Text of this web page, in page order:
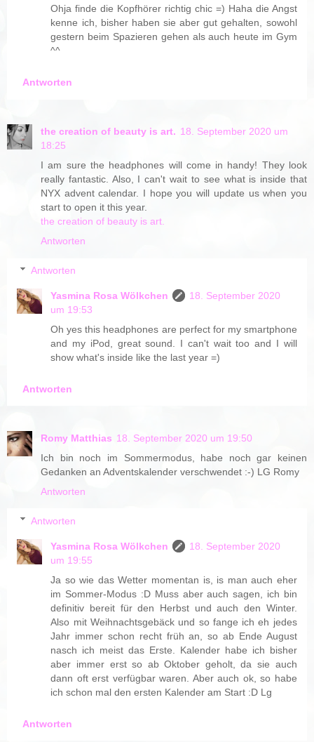
Ohja finde die Kopfhörer richtig chic =) Haha die Angst
kenne ich, bisher haben sie aber gut gehalten, sowohl
gestern beim Spazieren gehen als auch heute im Gym
^^
Antworten
the creation of beauty is art. 18. September 2020 um
18:25
I am sure the headphones will come in handy! They look
really fantastic. Also, I can't wait to see what is inside that
NYX advent calendar. I hope you will update us when you
start to open it this year.
the creation of beauty is art.
Antworten
Antworten
Yasmina Rosa Wölkchen
18. September 2020
um 19:53
Oh yes this headphones are perfect for my smartphone
and my iPod, great sound. I can't wait too and I will
show what's inside like the last year =)
Antworten
Romy Matthias 18. September 2020 um 19:50
Ich bin noch im Sommermodus, habe noch gar keinen
Gedanken an Adventskalender verschwendet :-) LG Romy
Antworten
Antworten
Yasmina Rosa Wölkchen
18. September 2020
um 19:55
Ja so wie das Wetter momentan is, is man auch eher
im Sommer-Modus :D Muss aber auch sagen, ich bin
definitiv bereit für den Herbst und auch den Winter.
Also mit Weihnachtsgebäck und so fange ich eh jedes
Jahr immer schon recht früh an, so ab Ende August
nasch ich meist das Erste. Kalender habe ich bisher
aber immer erst so ab Oktober geholt, da sie auch
dann oft erst verfügbar waren. Aber auch ok, so habe
ich schon mal den ersten Kalender am Start :D Lg
Antworten